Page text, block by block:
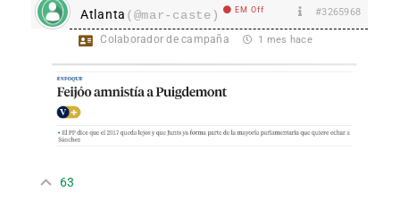
Atlanta (@mar-caste) EM Off #3265968
Colaborador de campaña 1 mes hace
63